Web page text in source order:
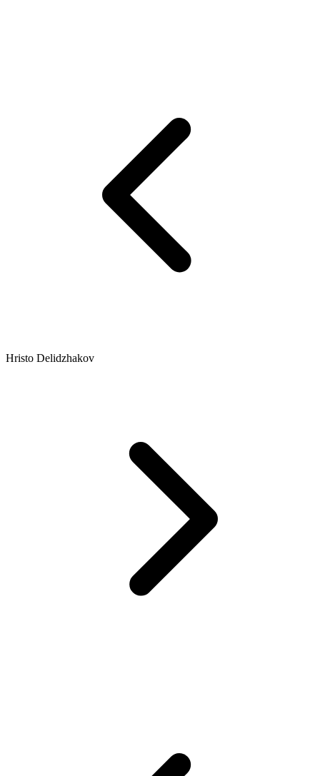
Hristo Delidzhakov